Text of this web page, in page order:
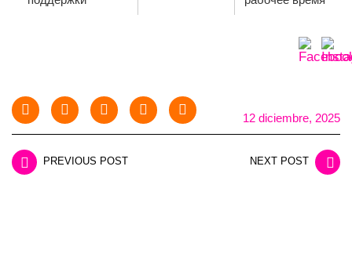
12 diciembre, 2025
PREVIOUS POST NEXT POST